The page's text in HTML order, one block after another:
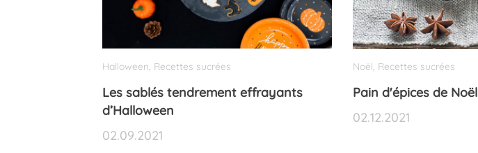
Halloween Recettes sucrées
Les sablés tendrement effrayants
d’Halloween
02.09.2021
Noël Recettes sucrées
Pain d'épices de Noël
02.12.2021